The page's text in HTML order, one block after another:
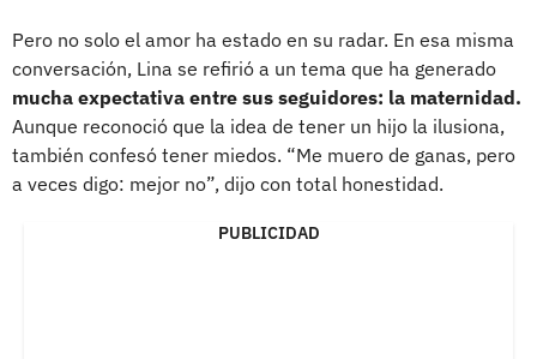
Pero no solo el amor ha estado en su radar. En esa misma
conversación, Lina se refirió a un tema que ha generado
mucha expectativa entre sus seguidores: la maternidad.
Aunque reconoció que la idea de tener un hijo la ilusiona,
también confesó tener miedos. “Me muero de ganas, pero
a veces digo: mejor no”, dijo con total honestidad.
PUBLICIDAD